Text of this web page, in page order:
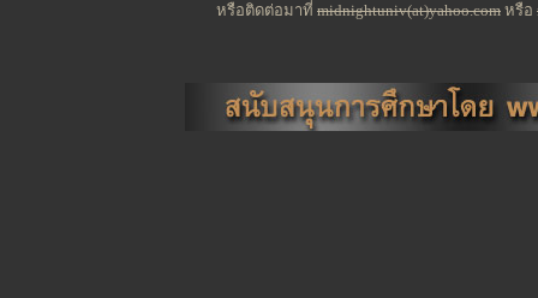
หรือติดต่อมาที่ midnightuniv(at)yahoo.com หรือ